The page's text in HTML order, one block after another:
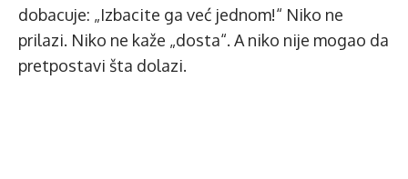
dobacuje: „Izbacite ga već jednom!“ Niko ne
prilazi. Niko ne kaže „dosta“. A niko nije mogao da
pretpostavi šta dolazi.